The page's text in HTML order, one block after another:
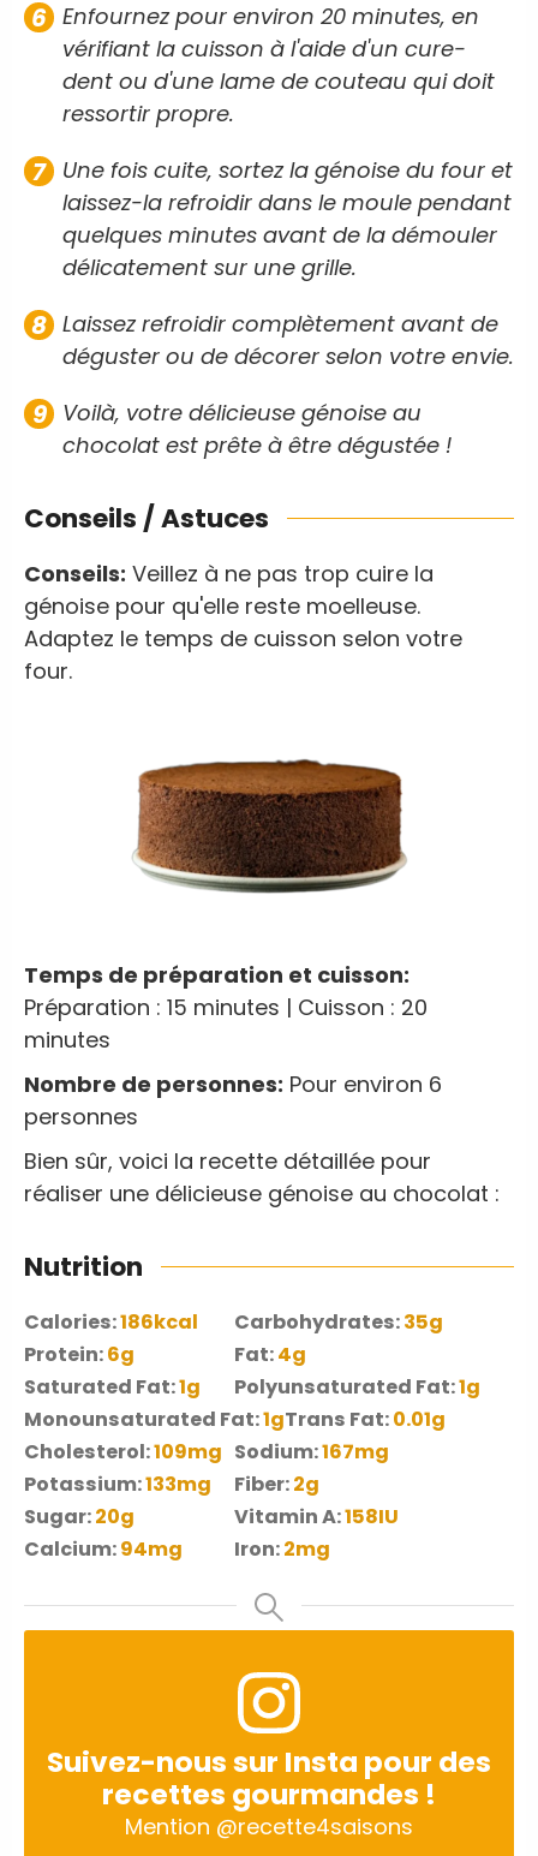
Enfournez pour environ 20 minutes, en
vérifiant la cuisson à l'aide d'un cure-
dent ou d'une lame de couteau qui doit
ressortir propre.
Une fois cuite, sortez la génoise du four et
laissez-la refroidir dans le moule pendant
quelques minutes avant de la démouler
délicatement sur une grille.
Laissez refroidir complètement avant de
déguster ou de décorer selon votre envie.
Voilà, votre délicieuse génoise au
chocolat est prête à être dégustée !
Conseils / Astuces
Conseils: Veillez à ne pas trop cuire la
génoise pour qu'elle reste moelleuse.
Adaptez le temps de cuisson selon votre
four.
Temps de préparation et cuisson:
Préparation : 15 minutes | Cuisson : 20
minutes
Nombre de personnes: Pour environ 6
personnes
Bien sûr, voici la recette détaillée pour
réaliser une délicieuse génoise au chocolat :
Nutrition
Calories:186kcal Carbohydrates:35g
Protein:6g Fat:4g
Saturated Fat:1g Polyunsaturated Fat:1g
Monounsaturated Fat:1gTrans Fat:0.01g
Cholesterol:109mg Sodium:167mg
Potassium:133mg Fiber:2g
Sugar:20g Vitamin A:158IU
Calcium:94mg Iron:2mg
Suivez-nous sur Insta pour des
recettes gourmandes !
Mention @recette4saisons